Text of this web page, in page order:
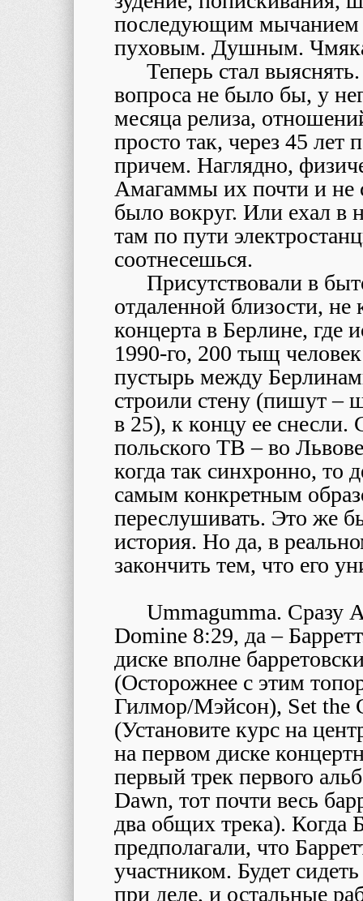
последующим
пуховым. Душным.
Теперь стал
вопроса не было бы, у
месяца релиза,
просто так, через 45 лет
причем. Наглядно,
Амагаммы их почти и
было вокруг. Или ехал в
там по пути
соотнесешься.
Присутствовали в
отдаленной близости,
концерта в Берлине, где
1990-го, 200 тыщ
пустырь между
строили стену (пишут –
в 25), к концу ее
польского ТВ – во
когда так синхронно, то
самым конкретным
переслушивать. Это же
история. Но да, в
закончить тем, что его
Ummagumma. Сразу
Domine 8:29, да –
диске вполне
(Осторожнее с этим
Гилмор/Мэйсон), Set the
(Установите курс на
на первом диске
первый трек первого
Dawn, тот почти весь
два общих трека). Когда
предполагали, что
участником. Будет
при деле, и остальные